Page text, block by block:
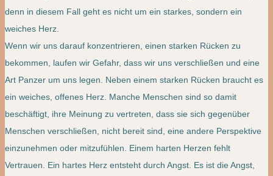
denn in diesem Fall geht es nicht um ein starkes, sondern ein
weiches Herz.
Wenn wir uns darauf konzentrieren, einen starken Rücken zu
bekommen, laufen wir Gefahr, dass wir uns verschließen und eine
Art Panzer um uns legen. Neben einem starken Rücken braucht es
ein weiches, offenes Herz. Manche Menschen sind so damit
beschäftigt, ihre Meinung zu vertreten, dass sie sich gegenüber
Menschen verschließen, nicht bereit sind, eine andere Perspektive
einzunehmen oder mitzufühlen. Einem harten Herzen fehlt
Vertrauen. Ein hartes Herz entsteht durch Angst. Es ist die Angst,